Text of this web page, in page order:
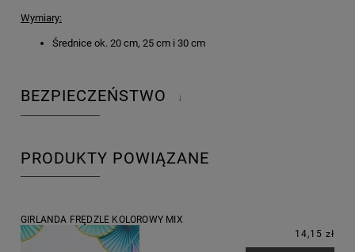
Wymiary:
Średnice ok. 20 cm, 25 cm i 30 cm
BEZPIECZEŃSTWO ↓
PRODUKTY POWIĄZANE
GIRLANDA FRĘDZLE KOLOROWY MIX
14,15 zł